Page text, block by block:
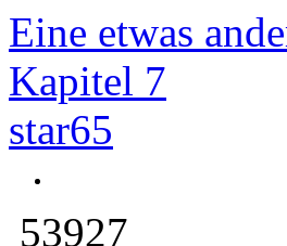
Eine etwas
Kapitel 7
star65
53927